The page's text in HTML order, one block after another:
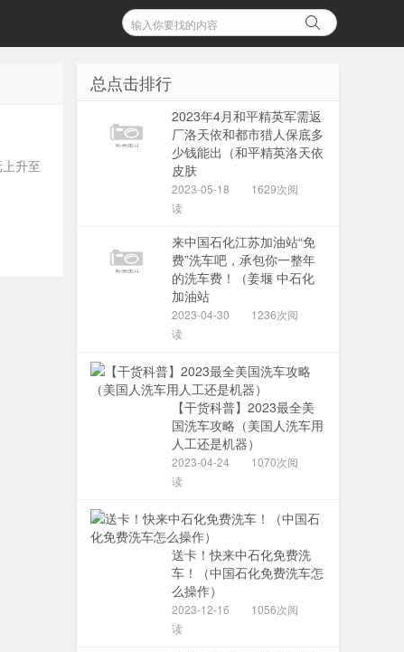
升至
总点击排行
2023年4月和平精英军需返
厂洛天依和都市猎人保底多
少钱能出（和平精英洛天依
皮肤
2023-05-18
1629次阅
读
来中国石化江苏加油站“免
费”洗车吧，承包你一整年
的洗车费！（姜堰 中石化
加油站
2023-04-30
1236次阅
读
【干货科普】2023最全美
国洗车攻略（美国人洗车用
人工还是机器）
2023-04-24
1070次阅
读
送卡！快来中石化免费洗
车！（中国石化免费洗车怎
么操作）
2023-12-16
1056次阅
读